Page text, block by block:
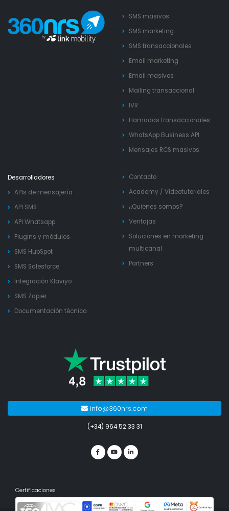
SMS masivos
SMS marketing
SMS transaccionales
Email marketing
Email masivos
Mailing transaccional
IVR
Llamadas transaccionales
WhatsApp Business API
Mensajes RCS masivos
Desarrolladores
APIs de mensajería
API SMS
API Whatsapp
Plugins y módulos
SMS HubSpot
SMS Salesforce
Integración Klaviyo
SMS Zapier
Documentación técnica
Contacto
Academy / Videotutoriales
¿Quienes somos?
Ventajas
Soluciones en marketing
multicanal
Partners
info@360nrs.com
(+34) 964 52 33 31
Certificaciones